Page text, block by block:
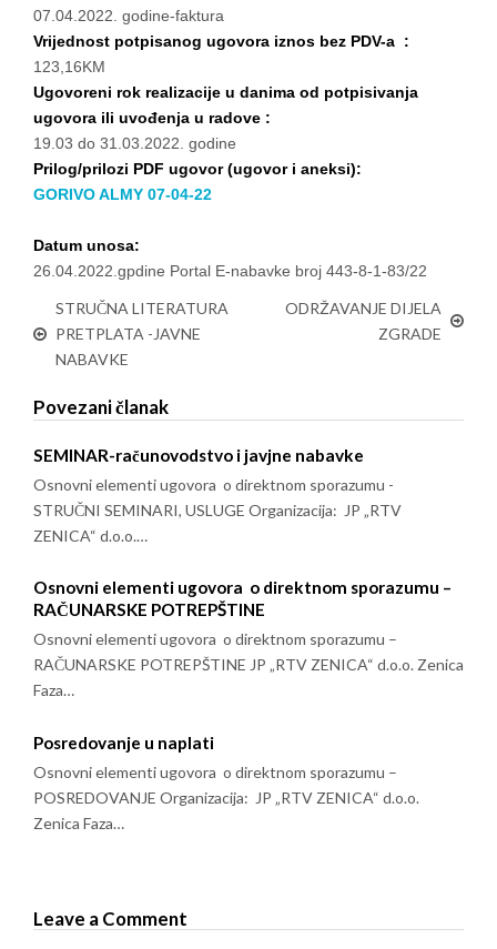
07.04.2022. godine-faktura
Vrijednost potpisanog ugovora iznos bez PDV-a :
123,16KM
Ugovoreni rok realizacije u danima od potpisivanja
ugovora ili uvođenja u radove :
19.03 do 31.03.2022. godine
Prilog/prilozi PDF ugovor (ugovor i aneksi):
GORIVO ALMY 07-04-22
Datum unosa:
26.04.2022.gpdine Portal E-nabavke broj 443-8-1-83/22
STRUČNA LITERATURA
PRETPLATA -JAVNE
NABAVKE
ODRŽAVANJE DIJELA
ZGRADE
Povezani članak
SEMINAR-računovodstvo i javjne nabavke
Osnovni elementi ugovora o direktnom sporazumu -
STRUČNI SEMINARI, USLUGE Organizacija: JP „RTV
ZENICA“ d.o.o.…
Osnovni elementi ugovora o direktnom sporazumu –
RAČUNARSKE POTREPŠTINE
Osnovni elementi ugovora o direktnom sporazumu –
RAČUNARSKE POTREPŠTINE JP „RTV ZENICA“ d.o.o. Zenica
Faza…
Posredovanje u naplati
Osnovni elementi ugovora o direktnom sporazumu –
POSREDOVANJE Organizacija: JP „RTV ZENICA“ d.o.o.
Zenica Faza…
Leave a Comment